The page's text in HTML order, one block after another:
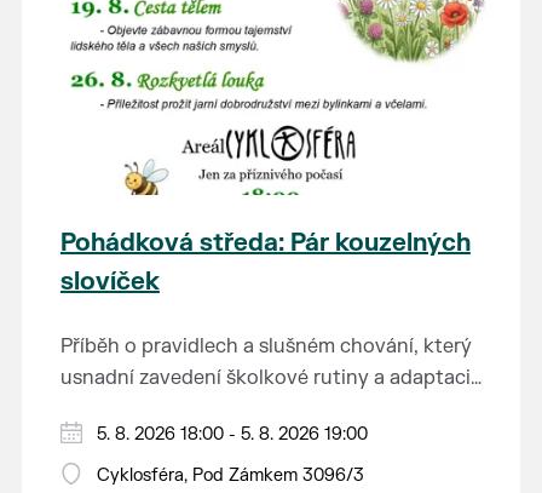
Pohádková středa: Pár kouzelných
slovíček
Příběh o pravidlech a slušném chování, který
usnadní zavedení školkové rutiny a adaptaci
Hraje se jen za příznivého počasí.
Vstupné dobrovolné.
5. 8. 2026 18:00 - 5. 8. 2026 19:00
Cyklosféra, Pod Zámkem 3096/3